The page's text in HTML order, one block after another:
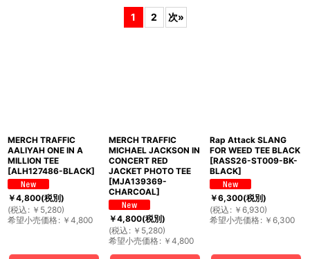
1 2 次»
MERCH TRAFFIC
AALIYAH ONE IN A
MILLION TEE
[ALH127486-BLACK]
￥4,800(税別)
(税込 : ￥ 5,280)
希望小売価格: ￥ 4,800
MERCH TRAFFIC
MICHAEL JACKSON IN
CONCERT RED
JACKET PHOTO TEE
[MJA139369-
CHARCOAL]
￥4,800(税別)
(税込 : ￥ 5,280)
希望小売価格: ￥ 4,800
Rap Attack SLANG
FOR WEED TEE BLACK
[RASS26-ST009-BK-
BLACK]
￥6,300(税別)
(税込 : ￥ 6,930)
希望小売価格: ￥ 6,300